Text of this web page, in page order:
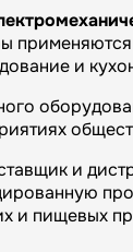
и
и
и пищевых